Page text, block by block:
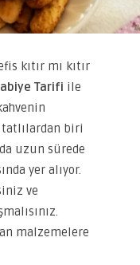
kıtır mı kıtır
Tarifi ile
tatlılardan biri
uzun sürede
yer alıyor.
ve
malzemelere